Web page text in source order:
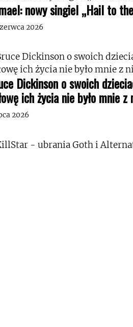
nowy singiel „Hail to
2026
Dickinson o swoich
ich życia nie było mnie z
2026